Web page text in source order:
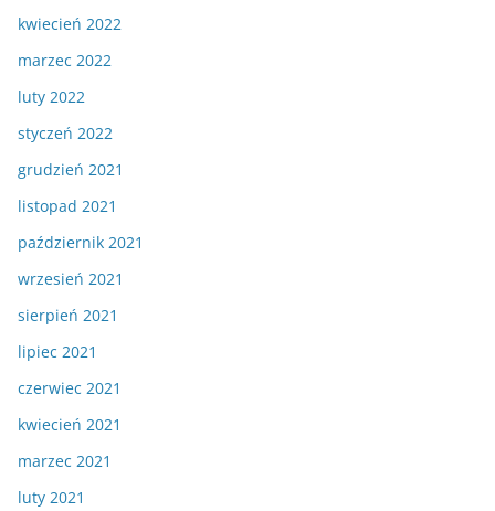
kwiecień 2022
marzec 2022
luty 2022
styczeń 2022
grudzień 2021
listopad 2021
październik 2021
wrzesień 2021
sierpień 2021
lipiec 2021
czerwiec 2021
kwiecień 2021
marzec 2021
luty 2021